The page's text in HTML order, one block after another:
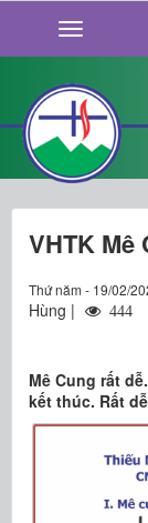
GIỚI
TIN TỨC
SỐNG
QUÁN
THƯ
VHTK Mê
Thứ năm - 19/02/
Hùng |
444
​​​​​​​Mê Cung rất
kết thúc. Rất